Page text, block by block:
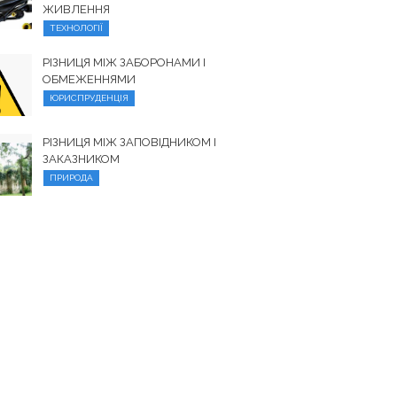
ЖИВЛЕННЯ
ТЕХНОЛОГІЇ
РІЗНИЦЯ МІЖ ЗАБОРОНАМИ І
ОБМЕЖЕННЯМИ
ЮРИСПРУДЕНЦІЯ
РІЗНИЦЯ МІЖ ЗАПОВІДНИКОМ І
ЗАКАЗНИКОМ
ПРИРОДА